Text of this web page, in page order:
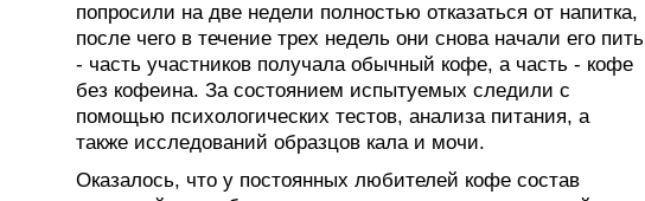
попросили на две недели полностью отказаться от напитка,
после чего в течение трех недель они снова начали его пить
- часть участников получала обычный кофе, а часть - кофе
без кофеина. За состоянием испытуемых следили с
помощью психологических тестов, анализа питания, а
также исследований образцов кала и мочи.
Оказалось, что у постоянных любителей кофе состав